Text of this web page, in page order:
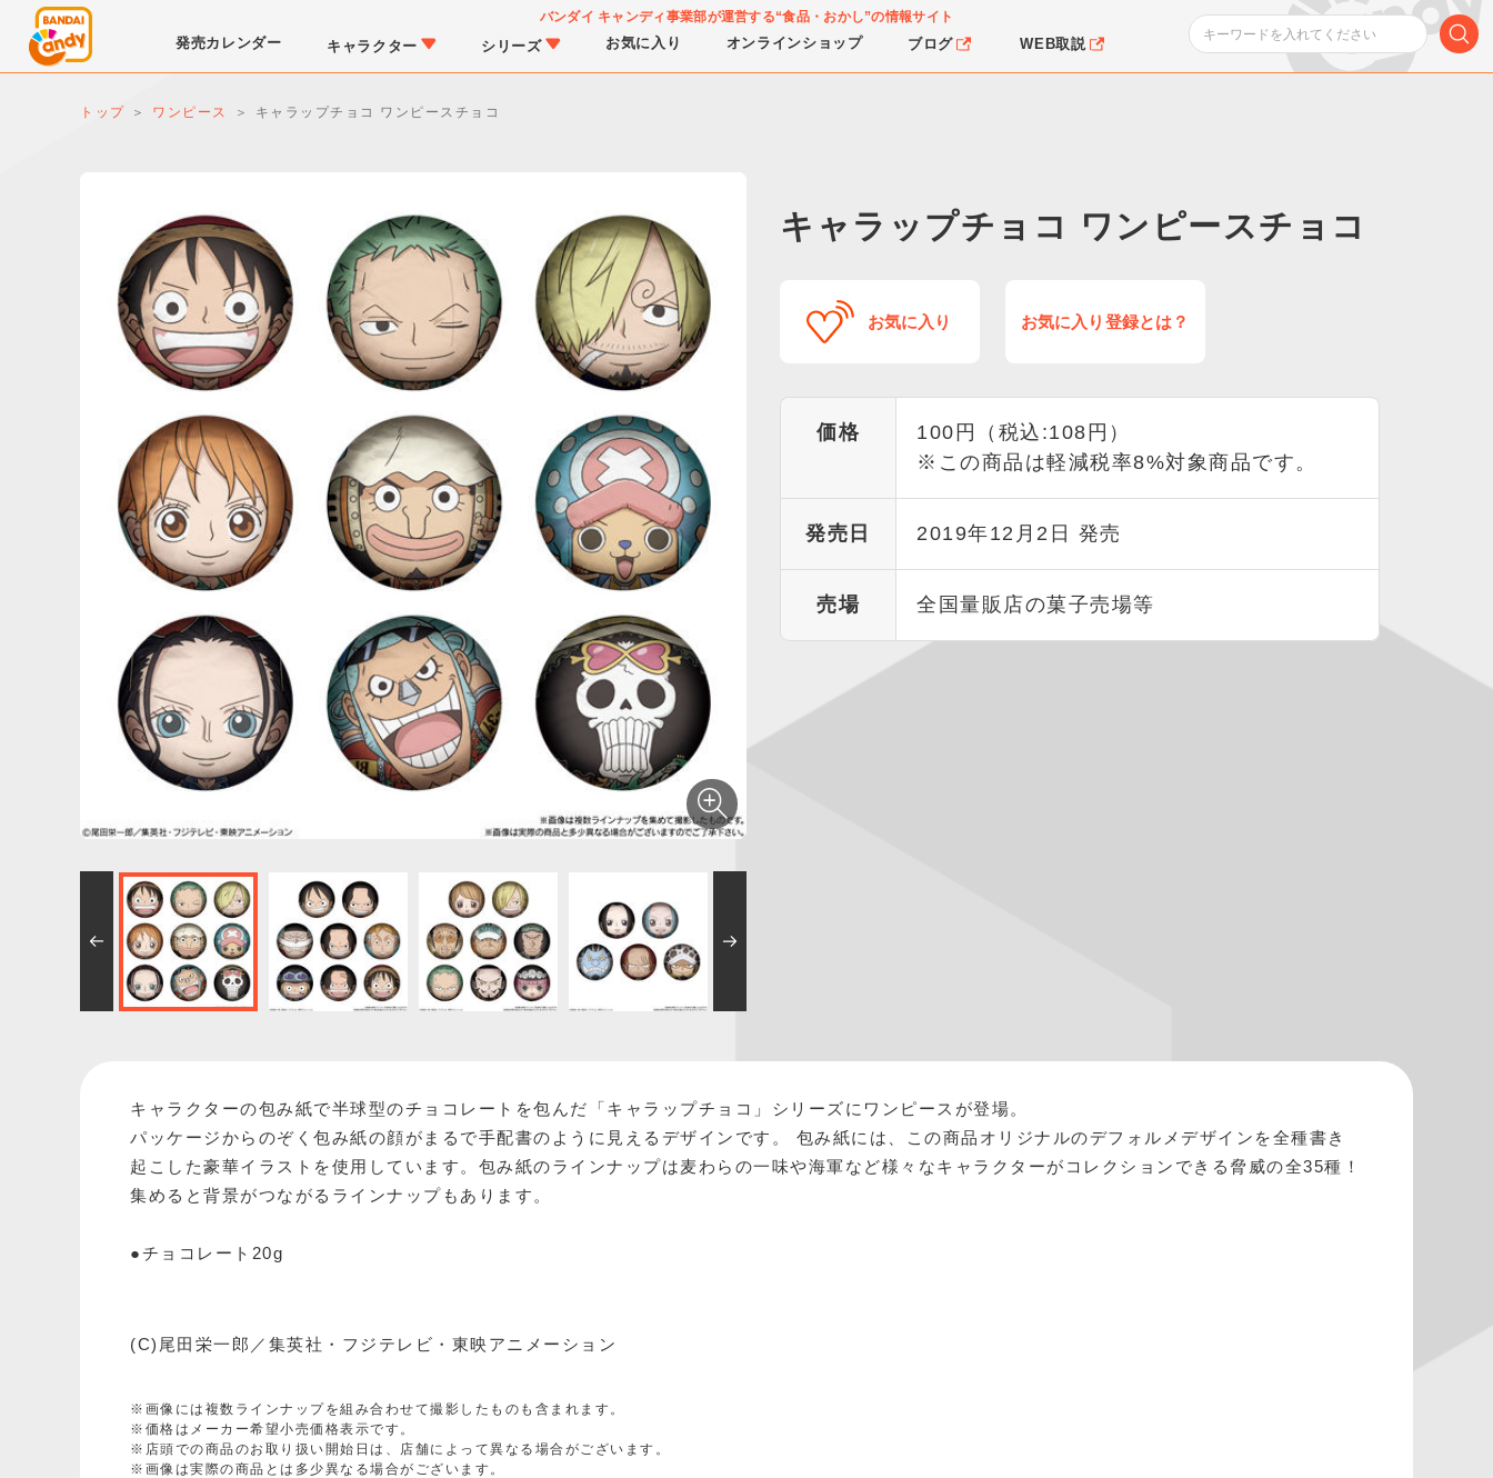
バンダイ キャンディ事業部が運営する“食品・おかし”の情報サイト
発売カレンダー キャラクター
LINK TRAVELERS 仮面ライダーシリーズ
PROJECT R.E.D.・ス
ーパー戦隊シリーズ
プリキュアシリーズ
シリーズ
チョコボックス キャラパキ つりグミ チョコサプ
スクエアシール
お気に入り オンラインショップ ブログ WEB取説
トップ ワンピース キャラップチョコ ワンピースチョコ
キャラップチョコ ワンピースチョコ
お気に入り お気に入り登録とは？
価格
100円（税込:108円）
※この商品は軽減税率8%対象商品です。
発売日 2019年12月2日 発売
売場 全国量販店の菓子売場等
キャラクターの包み紙で半球型のチョコレートを包んだ「キャラップチョコ」シリーズにワンピースが登場。
パッケージからのぞく包み紙の顔がまるで手配書のように見えるデザインです。 包み紙には、この商品オリジナルのデフォルメデザインを全種書き
起こした豪華イラストを使用しています。包み紙のラインナップは麦わらの一味や海軍など様々なキャラクターがコレクションできる脅威の全35種！
集めると背景がつながるラインナップもあります。
●チョコレート20g
(C)尾田栄一郎／集英社・フジテレビ・東映アニメーション
※画像には複数ラインナップを組み合わせて撮影したものも含まれます。
※価格はメーカー希望小売価格表示です。
※店頭での商品のお取り扱い開始日は、店舗によって異なる場合がございます。
※画像は実際の商品とは多少異なる場合がございます。